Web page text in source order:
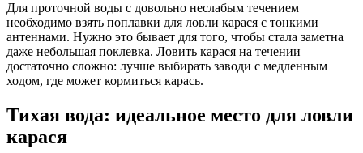
Для проточной воды с довольно неслабым течением
необходимо взять поплавки для ловли карася с тонкими
антеннами. Нужно это бывает для того, чтобы стала заметна
даже небольшая поклевка. Ловить карася на течении
достаточно сложно: лучше выбирать заводи с медленным
ходом, где может кормиться карась.
Тихая вода: идеальное место для ловли
карася